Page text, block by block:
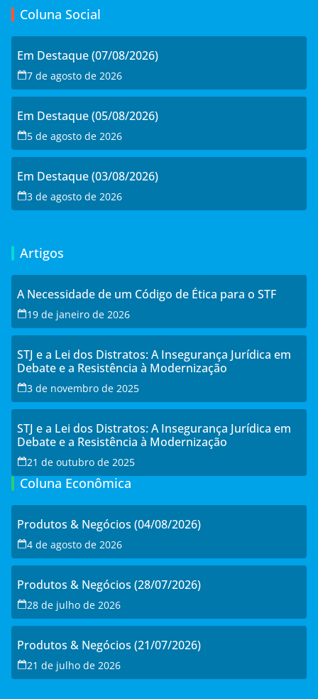
Coluna Social
Em Destaque (07/08/2026)
7 de agosto de 2026
Em Destaque (05/08/2026)
5 de agosto de 2026
Em Destaque (03/08/2026)
3 de agosto de 2026
Artigos
A Necessidade de um Código de Ética para o STF
19 de janeiro de 2026
STJ e a Lei dos Distratos: A Insegurança Jurídica em
Debate e a Resistência à Modernização
3 de novembro de 2025
STJ e a Lei dos Distratos: A Insegurança Jurídica em
Debate e a Resistência à Modernização
21 de outubro de 2025
Coluna Econômica
Produtos & Negócios (04/08/2026)
4 de agosto de 2026
Produtos & Negócios (28/07/2026)
28 de julho de 2026
Produtos & Negócios (21/07/2026)
21 de julho de 2026